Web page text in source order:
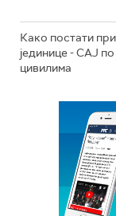
Како постати
јединице - СAJ
цивилима